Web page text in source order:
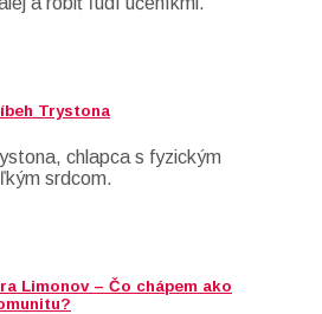
Trystona
chlapca s fyzickým
srdcom.
Limonov – Čo chápem ako